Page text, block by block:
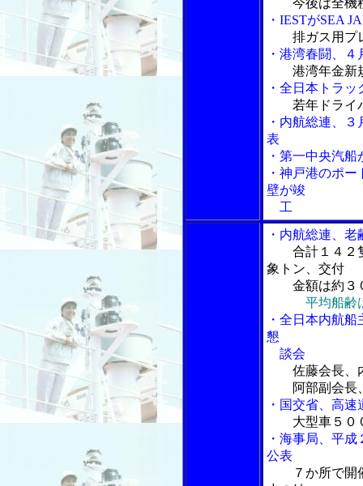
今後は全機
・IESTがSEA
排ガス用プ
・港湾春闘、
港湾年金新
・全日本トラ
若年ドライ
・内航総連、
表
・第一中央汽
・神戸港のポ
壁が竣
工
・内航総連、
合計１４２
象トン、交付
金額は約３
平均船齢
・全日本内航
懇
談会
佐藤会長、
阿部副会長、
・国交省、高
大型車５０
・海事局、平
公表
７か所で